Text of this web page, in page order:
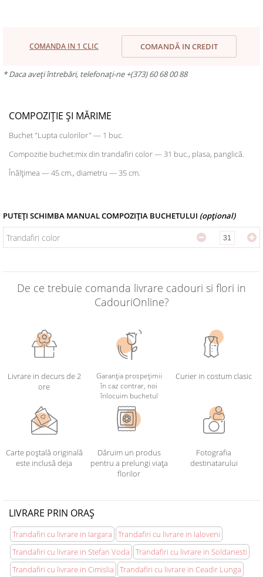
COMANDA IN 1 CLIC COMANDĂ IN CREDIT
* Daca aveți întrebări, telefonați-ne +(373) 60 68 00 88
COMPOZIȚIE ȘI MĂRIME
Buchet "Lupta culorilor" — 1 buc.
Compozitie buchet:mix din trandafiri color — 31 buc., plasa, panglică.
Înălțimea — 45 cm., diametru — 35 cm.
PUTEȚI SCHIMBA MANUAL COMPOZIȚIA BUCHETULUI (opțional)
Trandafiri color
De ce trebuie comanda livrare cadouri si flori in
CadouriOnline?
Livrare in decurs de 2
ore
Garanția prospețimii
în caz contrar, noi
înlocuim buchetul
Curier in costum clasic
Carte poștală originală
este inclusă deja
Dăruim un produs
pentru a prelungi viața
florilor
Fotografia
destinatarului
LIVRARE PRIN ORAȘ
Trandafiri cu livrare in Iargara
Trandafiri cu livrare in Ialoveni
Trandafiri cu livrare in Stefan Voda
Trandafiri cu livrare in Soldanesti
Trandafiri cu livrare in Cimislia
Trandafiri cu livrare in Ceadir Lunga